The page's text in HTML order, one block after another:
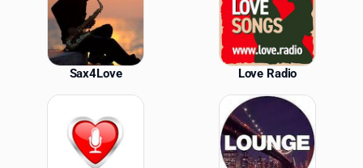
United States
Sax4Love Love Radio